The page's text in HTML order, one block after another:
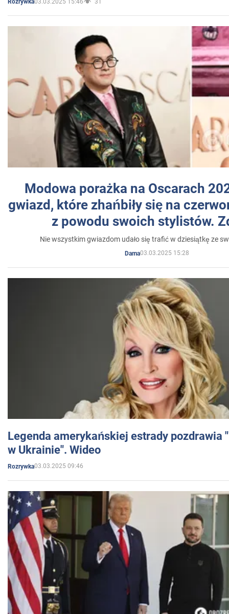
Rozrywka
Modowa porażka na Oscarach
gwiazd, które zhańbiły się na
z powodu swoich stylistów.
Nie wszystkim gwiazdom udało się trafić w dziesiątkę ze
Dama03.03.2025 15:28
Legenda amerykańskiej estrady pozdrawia
w Ukrainie". Wideo
Rozrywka03.03.2025 09:46